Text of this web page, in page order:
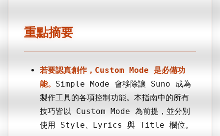
重點摘要
若要認真創作，Custom Mode 是必備功
能。Simple Mode 會移除讓 Suno 成為
製作工具的各項控制功能。本指南中的所有
技巧皆以 Custom Mode 為前提，並分別
使用 Style、Lyrics 與 Title 欄位。